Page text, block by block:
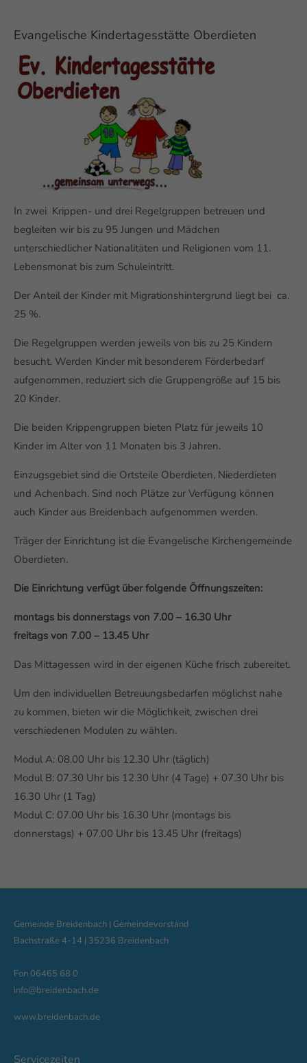
Evangelische Kindertagesstätte Oberdieten
In zwei Krippen- und drei Regelgruppen betreuen und
begleiten wir bis zu 95 Jungen und Mädchen
unterschiedlicher Nationalitäten und Religionen vom 11.
Lebensmonat bis zum Schuleintritt.
Der Anteil der Kinder mit Migrationshintergrund liegt bei ca.
25 %.
Die Regelgruppen werden jeweils von bis zu 25 Kindern
besucht. Werden Kinder mit besonderem Förderbedarf
aufgenommen, reduziert sich die Gruppengröße auf 15 bis
20 Kinder.
Die beiden Krippengruppen bieten Platz für jeweils 10
Kinder im Alter von 11 Monaten bis 3 Jahren.
Einzugsgebiet sind die Ortsteile Oberdieten, Niederdieten
und Achenbach. Sind noch Plätze zur Verfügung können
auch Kinder aus Breidenbach aufgenommen werden.
Träger der Einrichtung ist die Evangelische Kirchengemeinde
Oberdieten.
Die Einrichtung verfügt über folgende Öffnungszeiten:
montags bis donnerstags von 7.00 – 16.30 Uhr
freitags von 7.00 – 13.45 Uhr
Das Mittagessen wird in der eigenen Küche frisch zubereitet.
Um den individuellen Betreuungsbedarfen möglichst nahe
zu kommen, bieten wir die Möglichkeit, zwischen drei
verschiedenen Modulen zu wählen.
Modul A: 08.00 Uhr bis 12.30 Uhr (täglich)
Modul B: 07.30 Uhr bis 12.30 Uhr (4 Tage) + 07.30 Uhr bis
16.30 Uhr (1 Tag)
Modul C: 07.00 Uhr bis 16.30 Uhr (montags bis
donnerstags) + 07.00 Uhr bis 13.45 Uhr (freitags)
Gemeinde Breidenbach | Gemeindevorstand
Bachstraße 4-14 | 35236 Breidenbach
Fon 06465 68 0
info@breidenbach.de
www.breidenbach.de
Servicezeiten